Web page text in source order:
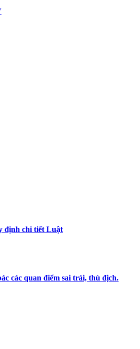
định chi tiết Luật
các quan điểm sai trái, thù địch.